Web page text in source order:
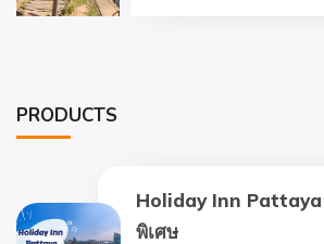
PRODUCTS
Holiday Inn Pattaya
พิเศษ